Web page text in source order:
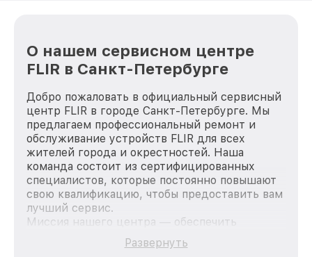
О нашем сервисном центре
FLIR в Санкт-Петербурге
Добро пожаловать в официальный сервисный
центр FLIR в городе Санкт-Петербурге. Мы
предлагаем профессиональный ремонт и
обслуживание устройств FLIR для всех
жителей города и окрестностей. Наша
команда состоит из сертифицированных
специалистов, которые постоянно повышают
свою квалификацию, чтобы предоставить вам
лучший сервис.
Миссия нашего центра — обеспечить
качественный и доступный ремонт для
каждого пользователя продукции FLIR, вне
Развернуть